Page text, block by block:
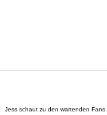
Jess schaut zu den wartenden Fans.